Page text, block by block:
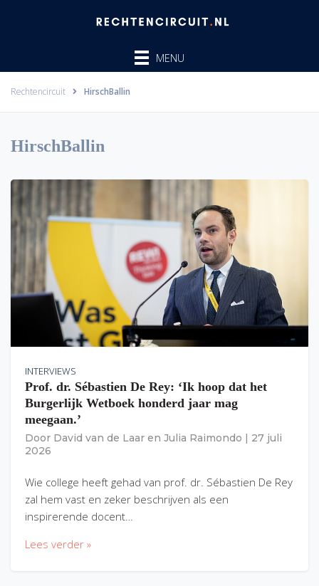
MENU
Rechtencircuit HirschBallin
HirschBallin
INTERVIEWS
Prof. dr. Sébastien De Rey: ‘Ik hoop dat het
Burgerlijk Wetboek honderd jaar mag
meegaan.’
Door David van de Laar en Julia Raimondo
27 juli
2026
Wie college heeft gehad van prof. dr. Sébastien De Rey
zal hem vast en zeker beschrijven als een
inspirerende docent…
Lees verder »